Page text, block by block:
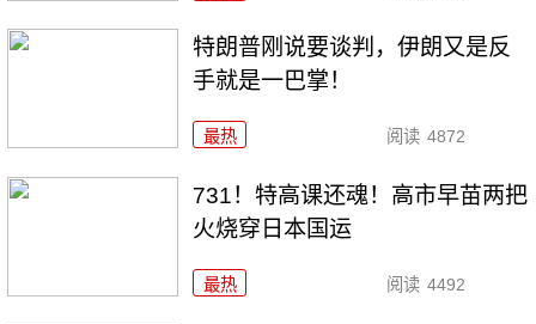
特朗普刚说要谈判，伊朗又是反
手就是一巴掌！
最热 阅读 4872
731！特高课还魂！高市早苗两把
火烧穿日本国运
最热 阅读 4492